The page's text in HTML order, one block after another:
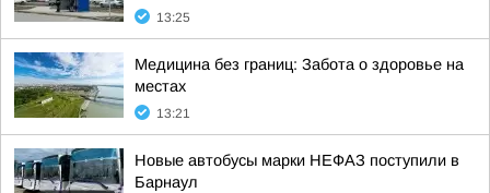
13:25
Медицина без границ: Забота о здоровье на
местах
13:21
Новые автобусы марки НЕФАЗ поступили в
Барнаул